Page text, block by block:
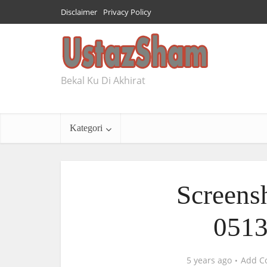
Disclaimer Privacy Policy
Bekal Ku Di Akhirat
Kategori
5 years ago Add